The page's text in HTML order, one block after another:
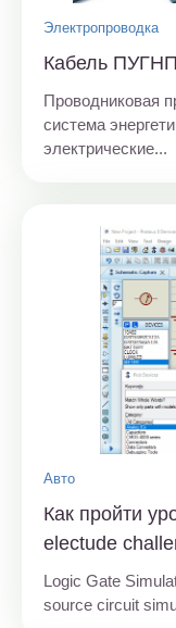
Электропроводка
Кабель ПУГНП
Проводниковая
система
электрические...
Авто
Как пройти
electude
Logic Gate
source circuit